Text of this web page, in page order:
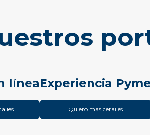
líneaExperiencia
Quiero más detalles